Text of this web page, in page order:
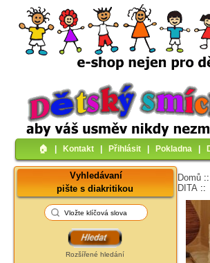
🏠︎ Kontakt Přihlásit Pokladna
Vyhledávaní
pište s diakritikou
Rozšířené hledání
Domů ::
DITA ::